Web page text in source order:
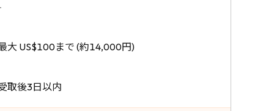
大 US$100まで (約14,000円)
取後3日以内